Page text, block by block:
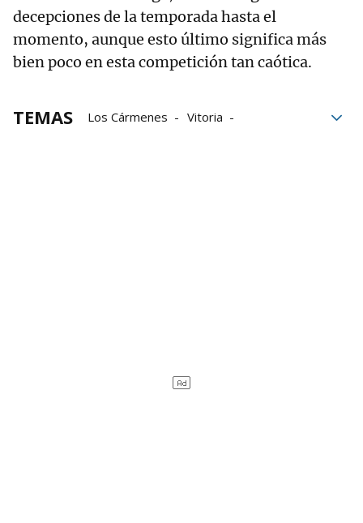
decepciones de la temporada hasta el
momento, aunque esto último significa más
bien poco en esta competición tan caótica.
TEMAS Los Cármenes
Vitoria